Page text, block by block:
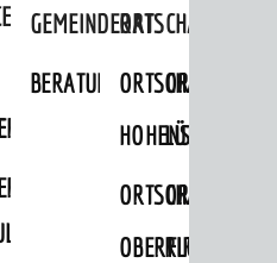
GEMEINDERAT
BERATUNGSERGEBNISSE
ORTSCHAFTSRÄTE
ORTSCHAFTSRAT
HOHENSACHSEN
ORTSCHAFTSRAT